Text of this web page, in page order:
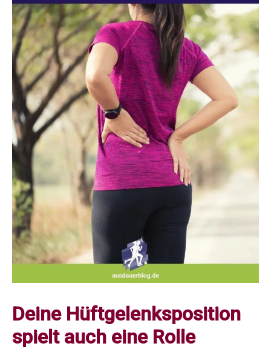
Deine Hüftgelenksposition
spielt auch eine Rolle